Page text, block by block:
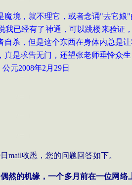
魔境，就不理它，或者念诵"去它娘"
我已经有了神通，可以跳楼来验证
自杀，但是这个东西在身体内总是
真是求告无门，还望张老师垂怜众
公元2008年2 月 29日
日 mail收悉，您的问题回答如下。
然的机缘，一个多月前在一位网